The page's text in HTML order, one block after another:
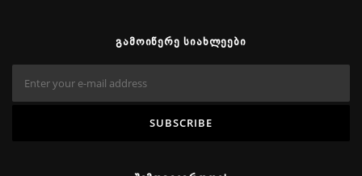
ᲒᲐᲛᲝᲘᲬᲔᲠᲔ ᲡᲘᲐᲮᲚᲔᲔᲑᲘ